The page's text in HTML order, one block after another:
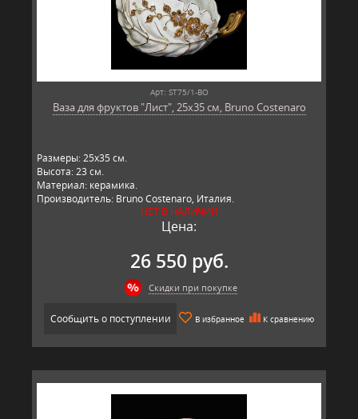
Арт: ST75/1-BO
Ваза для фруктов "Лист", 25x35 см, Bruno Costenaro
Размеры: 25х35 см.
Высота: 23 см.
Материал: керамика.
Производитель: Bruno Costenaro, Италия.
НЕТ В НАЛИЧИИ
Цена:
26 550 руб.
Скидки при покупке
Сообщить о поступлении В избранное К сравнению